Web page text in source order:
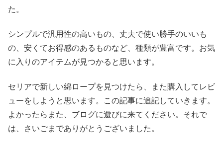
た。
シンプルで汎用性の高いもの、丈夫で使い勝手のいいも
の、安くてお得感のあるものなど、種類が豊富です。お気
に入りのアイテムが見つかると思います。
セリアで新しい綿ロープを見つけたら、また購入してレビ
ューをしようと思います。この記事に追記していきます。
よかったらまた、ブログに遊びに来てください。それで
は、さいごまでありがとうございました。